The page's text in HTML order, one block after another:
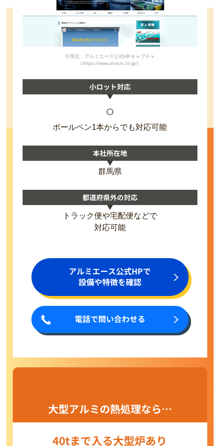
引用元：アルミエース公式HPキャプチャ
（https://www.al-ace.co.jp/）
小ロット対応
○
ボールペン1本からでも対応可能
本社所在地
群馬県
都道府県外の対応
トラック便や宅配便などで
対応可能
アルミエース公式HPで
設備や特徴を確認
電話で問い合わせる
大型アルミの熱処理なら…
40tまで入る大型炉あり